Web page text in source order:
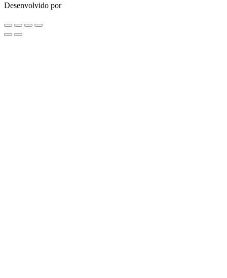
Desenvolvido por